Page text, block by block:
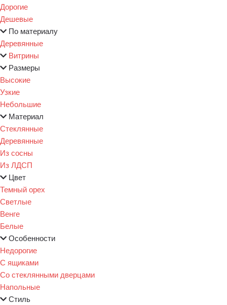
Дорогие
Дешевые
По материалу
Деревянные
Витрины
Размеры
Высокие
Узкие
Небольшие
Материал
Стеклянные
Деревянные
Из сосны
Из ЛДСП
Цвет
Темный орех
Светлые
Венге
Белые
Особенности
Недорогие
С ящиками
Со стеклянными дверцами
Напольные
Стиль